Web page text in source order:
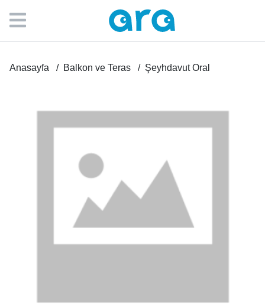
Anasayfa Balkon ve Teras Şeyhdavut Oral